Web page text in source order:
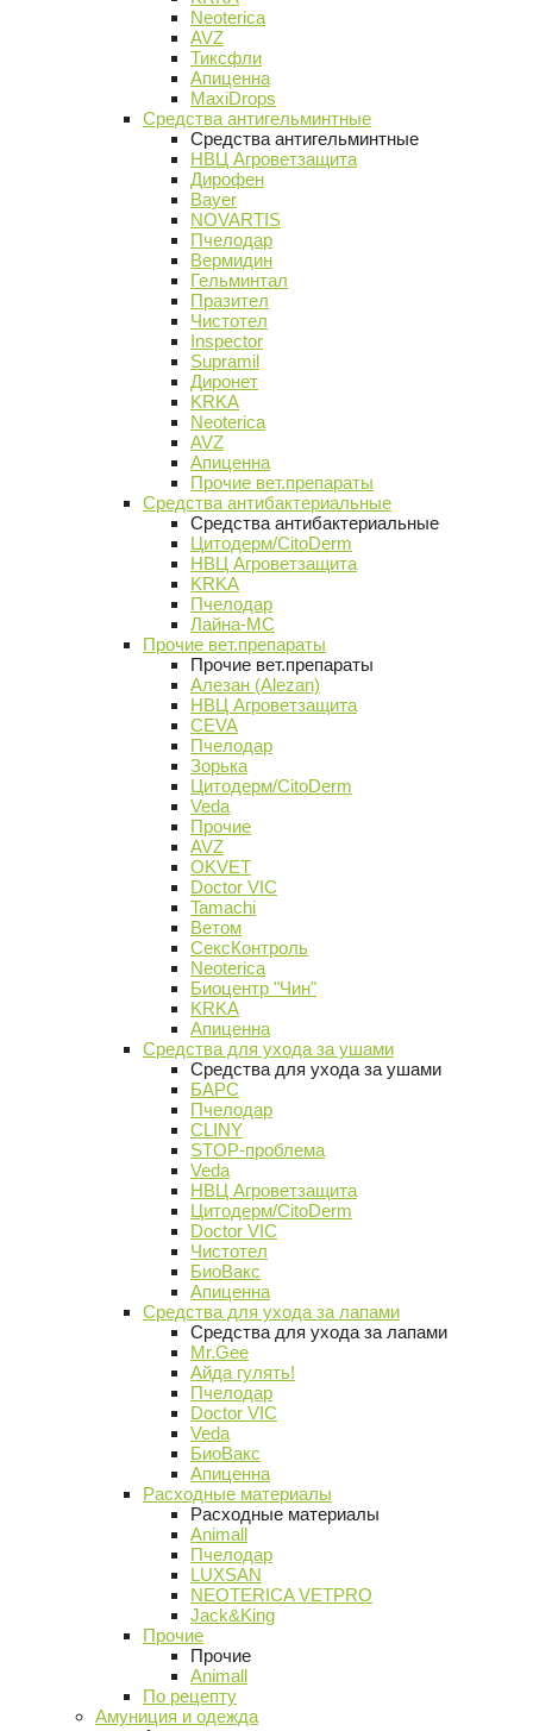
Neoterica
AVZ
Тиксфли
Апиценна
MaxiDrops
Средства антигельминтные
Средства антигельминтные
НВЦ Агроветзащита
Дирофен
Bayer
NOVARTIS
Пчелодар
Вермидин
Гельминтал
Празител
Чистотел
Inspector
Supramil
Диронет
KRKA
Neoterica
AVZ
Апиценна
Прочие вет.препараты
Средства антибактериальные
Средства антибактериальные
Цитодерм/CitoDerm
НВЦ Агроветзащита
KRKA
Пчелодар
Лайна-МС
Прочие вет.препараты
Прочие вет.препараты
Алезан (Alezan)
НВЦ Агроветзащита
CEVA
Пчелодар
Зорька
Цитодерм/CitoDerm
Veda
Прочие
AVZ
OKVET
Doctor VIC
Tamachi
Ветом
СексКонтроль
Neoterica
Биоцентр "Чин"
KRKA
Апиценна
Средства для ухода за ушами
Средства для ухода за ушами
БАРС
Пчелодар
CLINY
STOP-проблема
Veda
НВЦ Агроветзащита
Цитодерм/CitoDerm
Doctor VIC
Чистотел
БиоВакс
Апиценна
Средства для ухода за лапами
Средства для ухода за лапами
Mr.Gee
Айда гулять!
Пчелодар
Doctor VIC
Veda
БиоВакс
Апиценна
Расходные материалы
Расходные материалы
Animall
Пчелодар
LUXSAN
NEOTERICA VETPRO
Jack&King
Прочие
Прочие
Animall
По рецепту
Амуниция и одежда